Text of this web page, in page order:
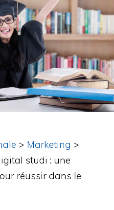
> Marketing >
studi : une
réussir dans le